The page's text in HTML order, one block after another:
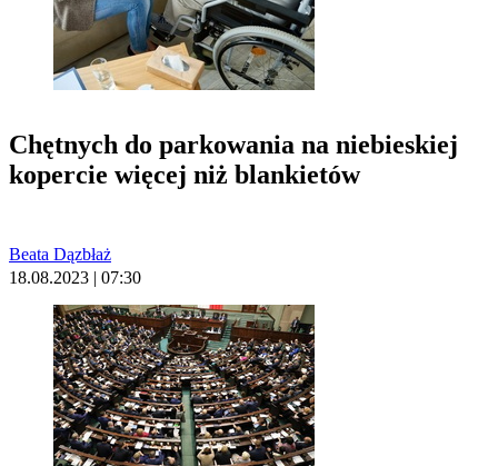
Chętnych do parkowania na niebieskiej
kopercie więcej niż blankietów
Beata Dązbłaż
18.08.2023 | 07:30